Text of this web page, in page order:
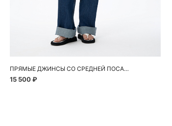
Добавить в корзину
44
ПРЯМЫЕ ДЖИНСЫ СО СРЕДНЕЙ ПОСАДКОЙ
15 500 ₽